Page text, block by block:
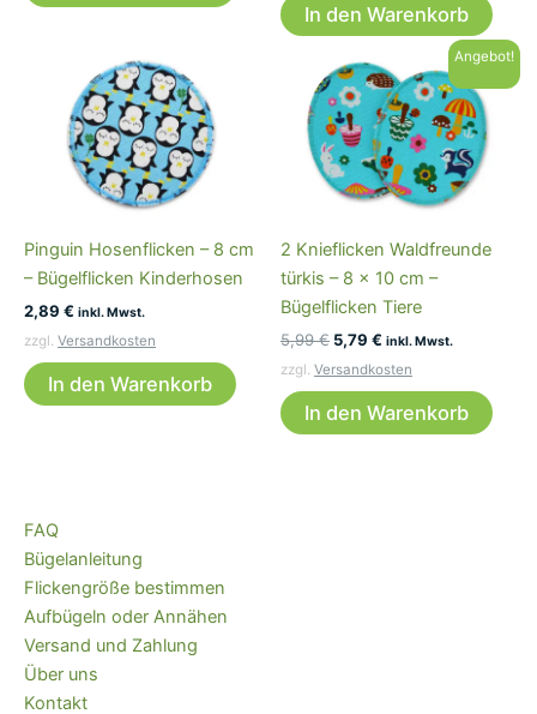
In den Warenkorb
Pinguin Hosenflicken – 8 cm
– Bügelflicken Kinderhosen
2,89 € inkl. Mwst.
zzgl. Versandkosten
In den Warenkorb
Angebot!
2 Knieflicken Waldfreunde
türkis – 8 x 10 cm –
Bügelflicken Tiere
5,99€ Ursprünglicher
war:
5,79 € Aktueller
ist:
inkl. Mwst.
zzgl. Versandkosten
In den Warenkorb
FAQ
Bügelanleitung
Flickengröße bestimmen
Aufbügeln oder Annähen
Versand und Zahlung
Über uns
Kontakt